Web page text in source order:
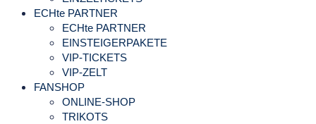
ECHte PARTNER
ECHte PARTNER
EINSTEIGERPAKETE
VIP-TICKETS
VIP-ZELT
FANSHOP
ONLINE-SHOP
TRIKOTS